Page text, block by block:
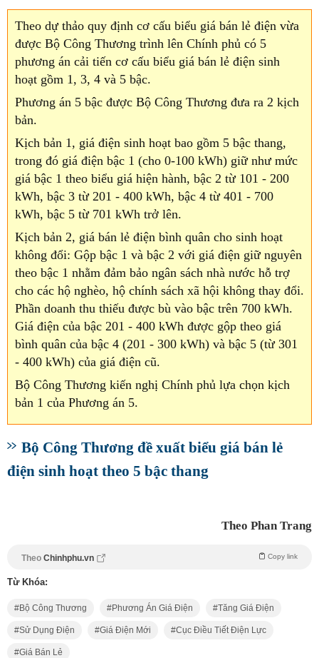
Theo dự thảo quy định cơ cấu biểu giá bán lẻ điện vừa
được Bộ Công Thương trình lên Chính phủ có 5
phương án cải tiến cơ cấu biểu giá bán lẻ điện sinh
hoạt gồm 1, 3, 4 và 5 bậc.
Phương án 5 bậc được Bộ Công Thương đưa ra 2 kịch
bản.
Kịch bản 1, giá điện sinh hoạt bao gồm 5 bậc thang,
trong đó giá điện bậc 1 (cho 0-100 kWh) giữ như mức
giá bậc 1 theo biểu giá hiện hành, bậc 2 từ 101 - 200
kWh, bậc 3 từ 201 - 400 kWh, bậc 4 từ 401 - 700
kWh, bậc 5 từ 701 kWh trở lên.
Kịch bản 2, giá bán lẻ điện bình quân cho sinh hoạt
không đổi: Gộp bậc 1 và bậc 2 với giá điện giữ nguyên
theo bậc 1 nhằm đảm bảo ngân sách nhà nước hỗ trợ
cho các hộ nghèo, hộ chính sách xã hội không thay đổi.
Phần doanh thu thiếu được bù vào bậc trên 700 kWh.
Giá điện của bậc 201 - 400 kWh được gộp theo giá
bình quân của bậc 4 (201 - 300 kWh) và bậc 5 (từ 301
- 400 kWh) của giá điện cũ.
Bộ Công Thương kiến nghị Chính phủ lựa chọn kịch
bản 1 của Phương án 5.
Bộ Công Thương đề xuất biểu giá bán lẻ
điện sinh hoạt theo 5 bậc thang
Theo Phan Trang
Theo Chinhphu.vn Copy link
Từ Khóa:
Bộ Công Thương Phương Án Giá Điện Tăng Giá Điện
Sử Dụng Điện Giá Điện Mới Cục Điều Tiết Điện Lực
Giá Bán Lẻ